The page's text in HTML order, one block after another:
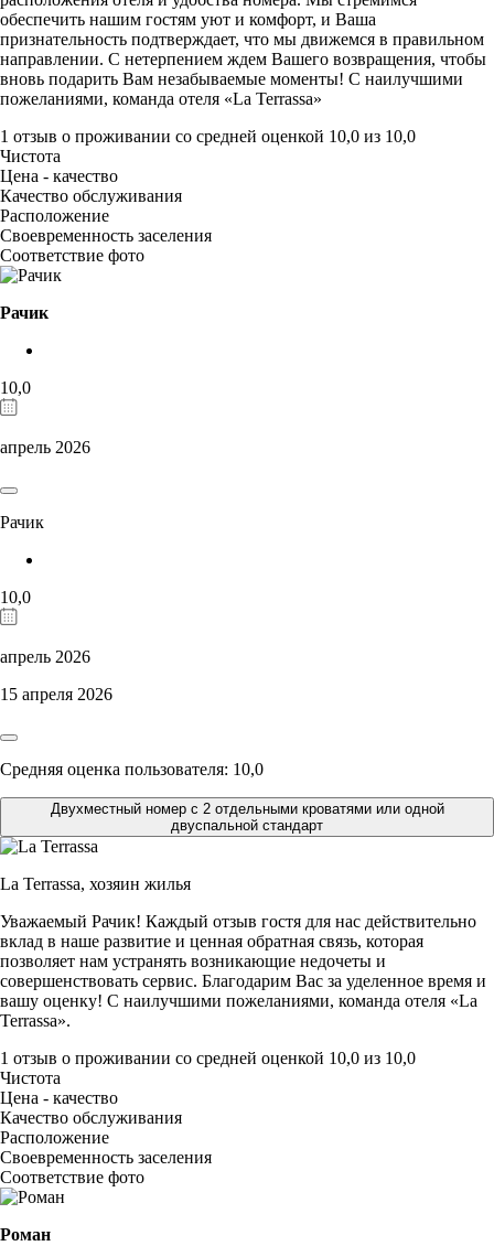
обеспечить нашим гостям уют и комфорт, и Ваша
признательность подтверждает, что мы движемся в правильном
направлении. С нетерпением ждем Вашего возвращения, чтобы
вновь подарить Вам незабываемые моменты! С наилучшими
пожеланиями, команда отеля «La Terrassa»
1 отзыв о проживании со средней оценкой 10,0 из 10,0
Чистота
Цена - качество
Качество обслуживания
Расположение
Своевременность заселения
Соответствие фото
Рачик
10,0
апрель 2026
Рачик
10,0
апрель 2026
15 апреля 2026
Средняя оценка пользователя: 10,0
Двухместный номер с 2 отдельными кроватями или одной
двуспальной стандарт
La Terrassa, хозяин жилья
Уважаемый Рачик! Каждый отзыв гостя для нас действительно
вклад в наше развитие и ценная обратная связь, которая
позволяет нам устранять возникающие недочеты и
совершенствовать сервис. Благодарим Вас за уделенное время и
вашу оценку! С наилучшими пожеланиями, команда отеля «La
Terrassa».
1 отзыв о проживании со средней оценкой 10,0 из 10,0
Чистота
Цена - качество
Качество обслуживания
Расположение
Своевременность заселения
Соответствие фото
Роман